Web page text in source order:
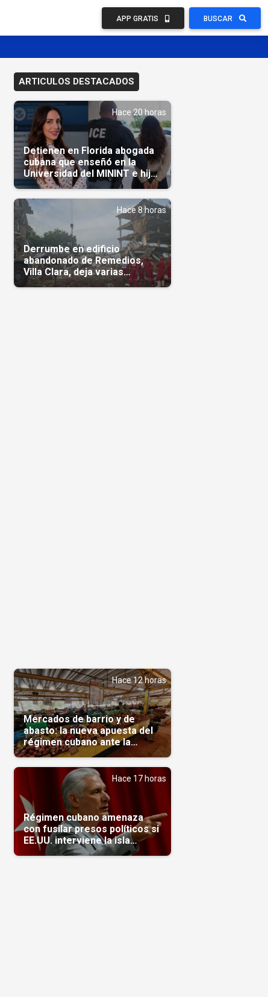
APP GRATIS BUSCAR
ARTICULOS DESTACADOS
Hace 20 horas
Detienen en Florida abogada
cubana que enseñó en la
Universidad del MININT e hija
de diplomático cubano
Hace 8 horas
Derrumbe en edificio
abandonado de Remedios,
Villa Clara, deja varias
personas atrapadas
Hace 12 horas
Mercados de barrio y de
abasto: la nueva apuesta del
régimen cubano ante la
escasez
Hace 17 horas
Régimen cubano amenaza
con fusilar presos políticos si
EE.UU. interviene la isla
(Video)